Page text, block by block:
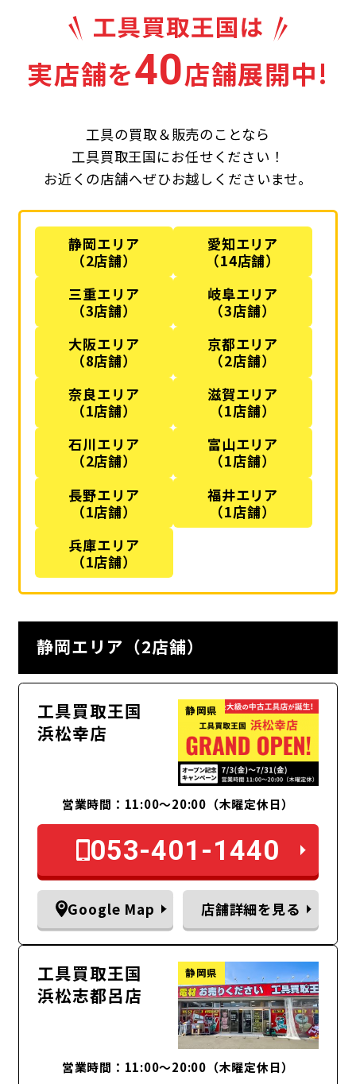
実店舗を40店舗展開中!
工具の買取＆販売のことなら
工具買取王国にお任せください！
お近くの店舗へぜひお越しくださいませ。
静岡エリア
（2店舗）
愛知エリア
（14店舗）
三重エリア
（3店舗）
岐阜エリア
（3店舗）
大阪エリア
（8店舗）
京都エリア
（2店舗）
奈良エリア
（1店舗）
滋賀エリア
（1店舗）
石川エリア
（2店舗）
富山エリア
（1店舗）
長野エリア
（1店舗）
福井エリア
（1店舗）
兵庫エリア
（1店舗）
静岡エリア（2店舗）
工具買取王国
浜松幸店
静岡県
営業時間：11:00〜20:00（木曜定休日）
053-401-1440
Google Map 店舗詳細を見る
工具買取王国
浜松志都呂店
静岡県
営業時間：11:00～20:00（木曜定休日）